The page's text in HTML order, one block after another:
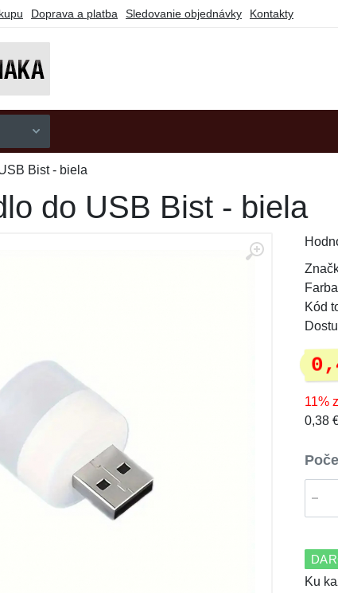
Doprava a platba Sledovanie objednávky Kontakty
Bist - biela
do USB Bist - biela
Kód
11%
0,38
Ku